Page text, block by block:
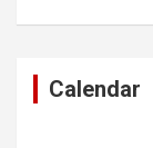
Calendar